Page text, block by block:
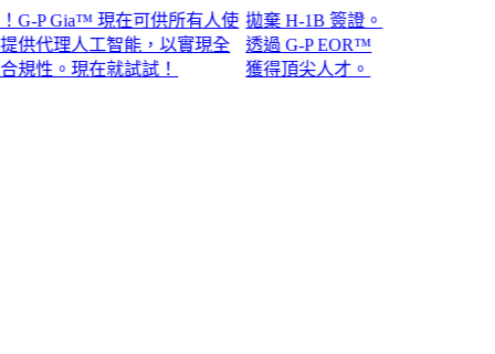
Gia™ 現在可供所有人使
理人工智能，以實現全
。現在就試試！​​
拋棄 H-1B 簽證。
透過 G-P EOR™
獲得頂尖人才。​​